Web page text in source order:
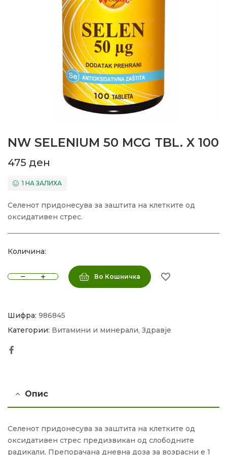
NW SELENIUM 50 MCG TBL. X 100
475 ден
1 НА ЗАЛИХА
Селенот придонесува за заштита на клетките од
оксидативен стрес.
Количина:
Во Кошничка
Шифра: 986845
Категории: Витамини и минерали, Здравје
Опис
Селенот придонесува за заштита на клетките од
оксидативен стрес предизвикан од слободните
радикали. Препорачана дневна доза за возрасни е 1